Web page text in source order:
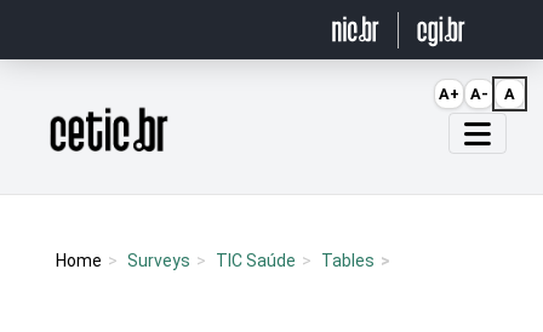
Página inicial
Home Surveys TIC Saúde Tables
A+ A- A